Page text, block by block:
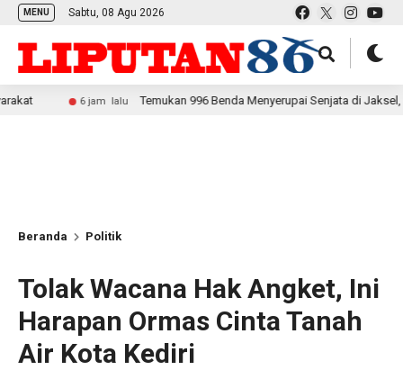
MENU Sabtu, 08 Agu 2026
6 jam lalu Temukan 996 Benda Menyerupai Senjata di Jaksel, Polda
Beranda Politik
Tolak Wacana Hak Angket, Ini
Harapan Ormas Cinta Tanah
Air Kota Kediri